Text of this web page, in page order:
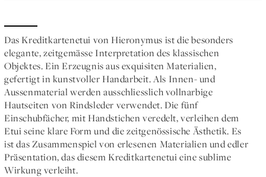
Das Kreditkartenetui von Hieronymus ist die besonders
elegante, zeitgemässe Interpretation des klassischen
Objektes. Ein Erzeugnis aus exquisiten Materialien,
gefertigt in kunstvoller Handarbeit. Als Innen- und
Aussenmaterial werden ausschliesslich vollnarbige
Hautseiten von Rindsleder verwendet. Die fünf
Einschubfächer, mit Handstichen veredelt, verleihen dem
Etui seine klare Form und die zeitgenössische Ästhetik. Es
ist das Zusammenspiel von erlesenen Materialien und edler
Präsentation, das diesem Kreditkartenetui eine sublime
Wirkung verleiht.